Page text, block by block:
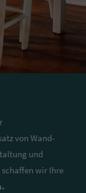
von Wand-
und
wir Ihre